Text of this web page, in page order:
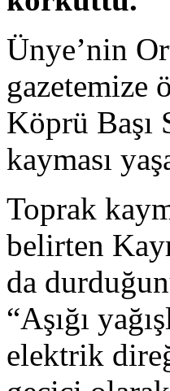
Ünye’nin
gazetemize
Köprü Başı
kayması
Toprak
belirten
da
“Aşığı
elektrik